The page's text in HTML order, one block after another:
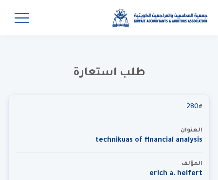
طلب استعارة
#
280
العنوان
technikuas of financial analysis
المؤلف
erich a. helfert